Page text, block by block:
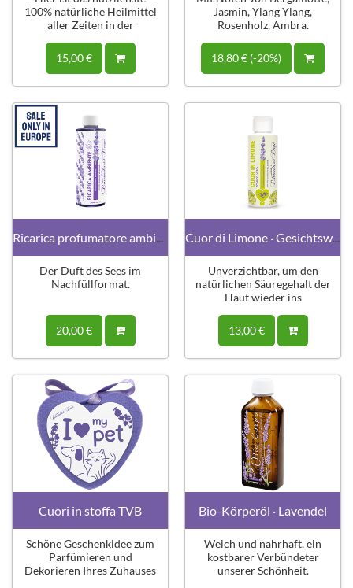
100% natürliche Heilmittel
aller Zeiten in der
15,00 €
Jasmin, Ylang Ylang,
Rosenholz, Ambra.
18,80 € (-20%)
Ricarica profumatore ambiente 200 ml
Der Duft des Sees im
Nachfüllformat.
20,00 €
Cuor di Limone · Gesichtswasser
Unverzichtbar, um den
natürlichen Säuregehalt der
Haut wieder ins
13,00 €
Cuori in stoffa TVB
Schöne Geschenkidee zum
Parfümieren und
Dekorieren Ihres Zuhauses
Bio-Körperöl · Lavendel
Weich und nahrhaft, ein
kostbarer Verbündeter
unserer Schönheit.